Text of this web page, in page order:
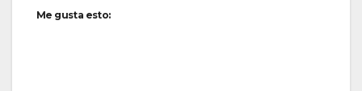
Me gusta esto: